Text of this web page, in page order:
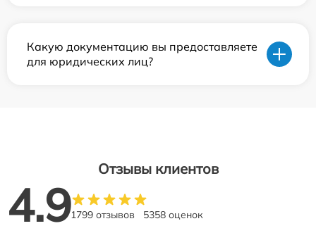
Какую документацию вы предоставляете
для юридических лиц?
Отзывы клиентов
4.91799 отзывов 5358 оценок